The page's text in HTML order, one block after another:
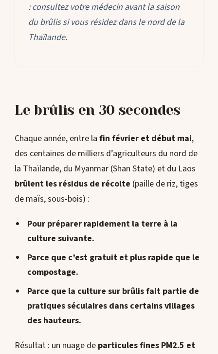
: consultez votre médecin avant la saison
du brûlis si vous résidez dans le nord de la
Thaïlande.
Le brûlis en 30 secondes
Chaque année, entre la fin février et début mai,
des centaines de milliers d’agriculteurs du nord de
la Thaïlande, du Myanmar (Shan State) et du Laos
brûlent les résidus de récolte (paille de riz, tiges
de maïs, sous-bois) :
Pour préparer rapidement la terre à la
culture suivante.
Parce que c’est gratuit et plus rapide que le
compostage.
Parce que la culture sur brûlis fait partie de
pratiques séculaires dans certains villages
des hauteurs.
Résultat : un nuage de particules fines PM2.5 et